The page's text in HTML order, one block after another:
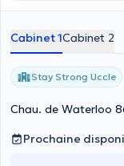
Cabinet 1Cabinet 2
Stay Strong Uccle
Chau. de Waterloo
Prochaine